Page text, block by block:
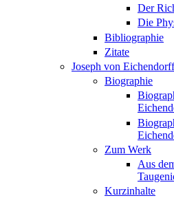
Der
Die
Bibliographie
Zitate
Joseph von Eichendorff
Biographie
Zum Werk
Aus
Kurzinhalte